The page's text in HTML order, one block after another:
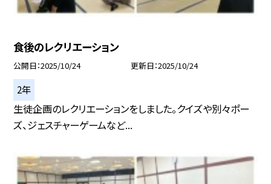
食後のレクリエーション
公開日 2025/10/24 更新日 2025/10/24
2年
生徒企画のレクリエーションをしました。クイズや別々ポー
ズ、ジェスチャーゲームなど...